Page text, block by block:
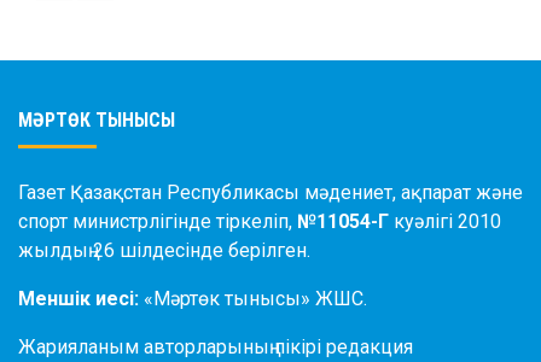
МӘРТӨК ТЫНЫСЫ
Газет Қазақстан Республикасы мәдениет, ақпарат және
спорт министрлігінде тіркеліп, №11054-Г куәлігі 2010
жылдың 26 шілдесінде берілген.
Меншік иесі: «Мәртөк тынысы» ЖШС.
Жарияланым авторларының пікірі редакция